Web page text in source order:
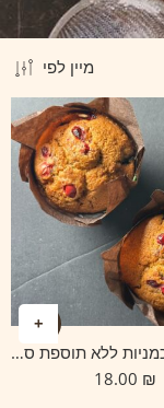
מיין לפי
מאפינס אוכמניות ללא תוספת סוכר
₪